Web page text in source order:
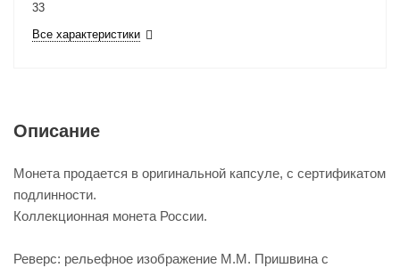
33
Все характеристики
Описание
Монета продается в оригинальной капсуле, с сертификатом
подлинности.
Коллекционная монета России.
Реверс: рельефное изображение М.М. Пришвина с